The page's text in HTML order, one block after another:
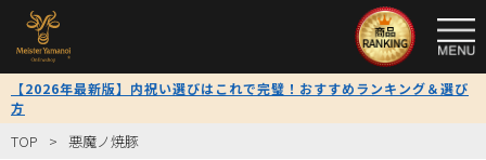
【2026年最新版】内祝い選びはこれで完璧！おすすめランキング＆選び
方
TOP
全
商
TOP 悪魔ノ焼豚